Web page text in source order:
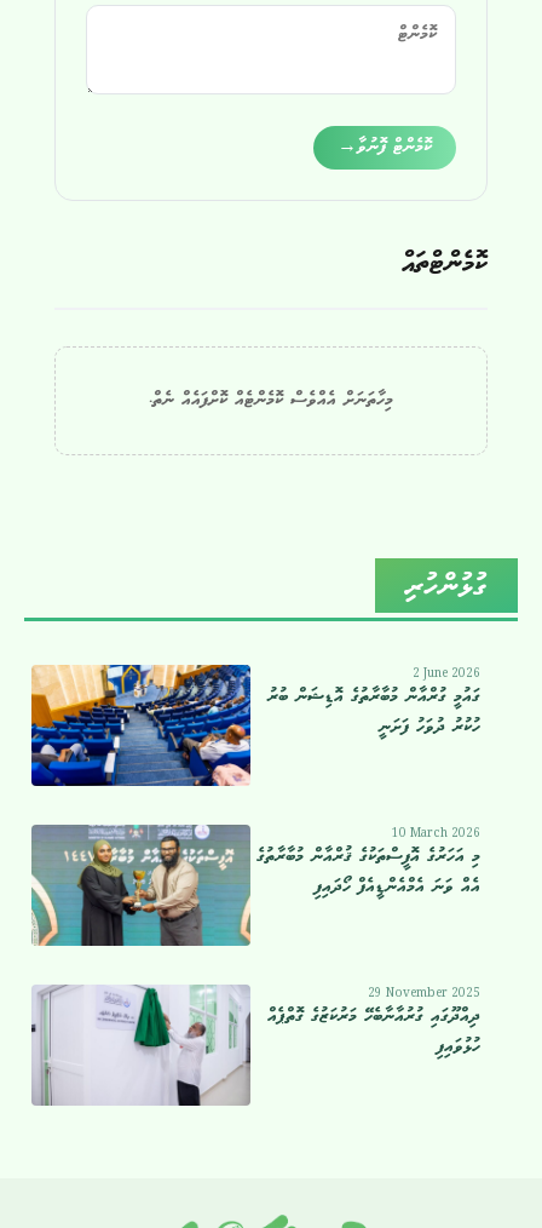
ކޮމެންޓް ފޮނުވާ→
ކޮމެންޓްތައް
މިހާތަނަށް އެއްވެސް ކޮމެންޓެއް ކޮށްފައެއް ނެތް.
ގުޅުންހުރި
2 June 2026
ގައުމީ ގުރްއާން މުބާރާތުގެ އޮޑިޝަން ބުރު
ހުކުރު ދުވަހު ފަށަނީ
10 March 2026
މި އަހަރުގެ އޮފީސްތަކުގެ ޤުރްއާން މުބާރާތުގެ
އެއް ވަނަ އެމްއެންޑީއެފް ހޯދައިފި
29 November 2025
ދިއްދޫގައި ގުރުއާނާބެހޭ މަރުކަޒުގެ ގޮތްޕެއް
ހުޅުވައިފި